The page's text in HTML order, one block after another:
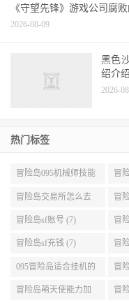
《守望先锋》游戏公司腐
2026-08-09
黑色
绍介绍
2026-
热门标签
冒险岛095机械师技能
展示 (9)
冒
能
冒险岛交易所怎么去
(8)
冒
冒险岛sf账号 (7) 冒
业
冒险岛sf充钱 (7) 冒
095冒险岛适合挂机的
地图 (7)
冒
冒险岛萌天使能力加 冒